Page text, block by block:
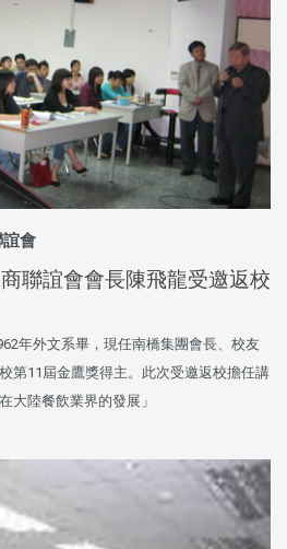
誼會
聯誼會會長陳飛龍受邀返校
外文系畢，現任南橋集團會長、校友
第11屆金鷹獎得主。此次受邀返校擔任講
大陸餐飲業界的發展」